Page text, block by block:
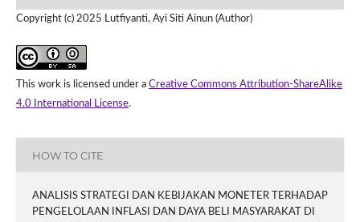
Copyright (c) 2025 Lutfiyanti, Ayi Siti Ainun (Author)
This work is licensed under a Creative Commons Attribution-ShareAlike
4.0 International License.
HOW TO CITE
ANALISIS STRATEGI DAN KEBIJAKAN MONETER TERHADAP
PENGELOLAAN INFLASI DAN DAYA BELI MASYARAKAT DI